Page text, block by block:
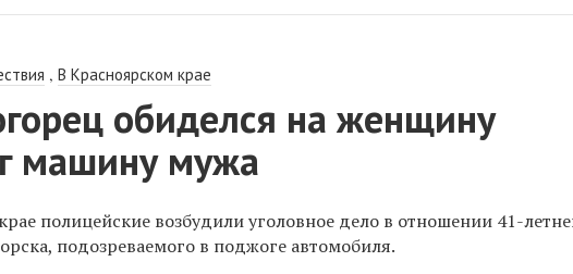
,В Красноярском крае
обиделся на женщину
машину мужа
полицейские возбудили уголовное дело в отношении 41-
подозреваемого в поджоге автомобиля.